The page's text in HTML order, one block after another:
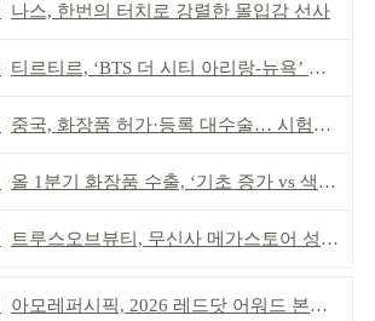
나스, 한번의 터치로 강렬한 몰입감 선사
티르티르, ‘BTS 더 시티 아리랑-뉴욕’ 참여
중국, 화장품 허가·등록 대수술… 시험자료 공용 허용
올 1분기 화장품 수출, ‘기초 증가 vs 색조 감소’
트루스오브뷰티, 무신사 메가스토어 성수 입점
아모레퍼시픽, 2026 레드닷 어워드 본상 2개 수상